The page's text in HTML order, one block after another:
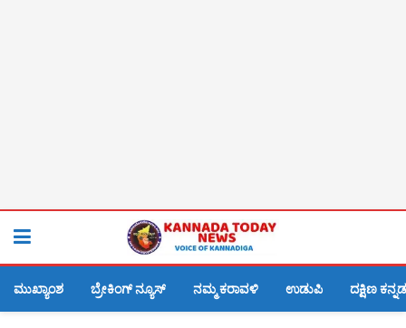
ಮುಖ್ಯಾಂಶ ಬ್ರೇಕಿಂಗ್ ನ್ಯೂಸ್ ನಮ್ಮ ಕರಾವಳಿ ಉಡುಪಿ ದಕ್ಷಿಣ ಕನ್ನಡ